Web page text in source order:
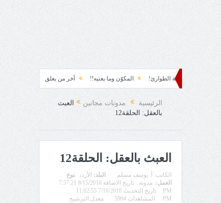
ابتسامة الطوارئ! المكوّن وما يعنيه!! آخر من يغلق عينيه! عباس
الرئيسية مدونات مجانين
العبث
بالعقل: الحلقة12
العبث بالعقل: الحلقة12
الكاتب: أ. يوسف مسلم البلد: الأردن
نوع
العمل: مدونة
تاريخ الاضافة 8/15/2016 7:57:21
PM
تاريخ التحديث 7/16/2018 11:02:55
PM
المشاهدات 5904 معدل الترشيح